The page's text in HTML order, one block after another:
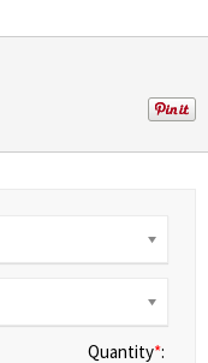
Quantity*: